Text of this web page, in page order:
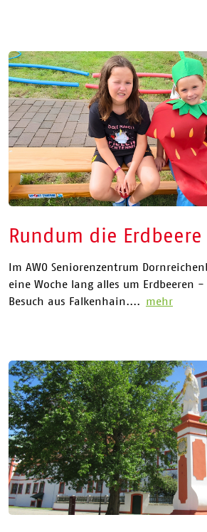
Rundum die Erdbeere
Im AWO Seniorenzentrum
eine Woche lang alles um Erdbeeren
Besuch aus Falkenhain.... mehr